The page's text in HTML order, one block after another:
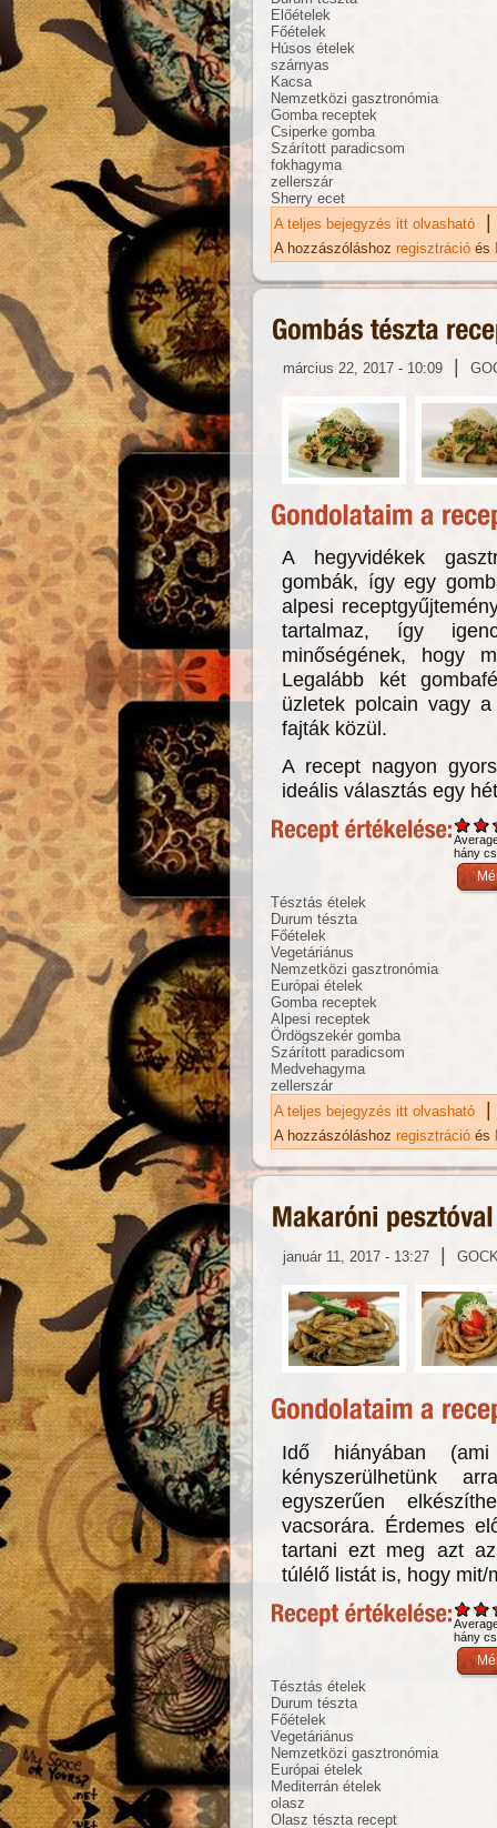
Előételek
Főételek
Húsos ételek
szárnyas
Kacsa
Nemzetközi gasztronómia
Gomba receptek
Csiperke gomba
Szárított paradicsom
fokhagyma
zellerszár
Sherry ecet
A teljes bejegyzés itt olvasható
|
A hozzászóláshoz regisztráció és
március 22, 2017 - 10:09 |
A hegyvidékek
gombák, így egy
alpesi
tartalmaz, így
minőségének, hogy
Legalább két
üzletek polcain vagy
fajták közül.
A recept nagyon
ideális választás egy
hány
Tésztás ételek
Durum tészta
Főételek
Vegetáriánus
Nemzetközi gasztronómia
Európai ételek
Gomba receptek
Alpesi receptek
Ördögszekér gomba
Szárított paradicsom
Medvehagyma
zellerszár
A teljes bejegyzés itt olvasható
|
A hozzászóláshoz regisztráció és
január 11, 2017 - 13:27 |
Idő hiányában
kényszerülhetünk
egyszerűen
vacsorára. Érdemes
tartani ezt meg azt
túlélő listát is, hogy
hány
Tésztás ételek
Durum tészta
Főételek
Vegetáriánus
Nemzetközi gasztronómia
Európai ételek
Mediterrán ételek
olasz
Olasz tészta recept